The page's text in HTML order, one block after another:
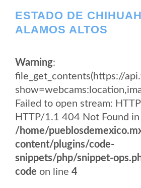
ESTADO DE
ALAMOS ALTOS
Warning:
file_get_contents(https://
Failed to open stream:
HTTP/1.1 404 Not Found in
/home/
content/plugins/code-
snippets/php/snippet-
code on line 4